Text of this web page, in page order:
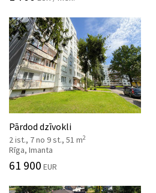
Pārdod dzīvokli
2 ist., 7 no 9 st., 51 m2
Rīga, Imanta
61 900 EUR